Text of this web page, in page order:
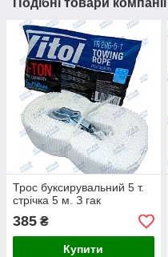
Трос буксирувальний 5 т.
стрічка 5 м. З гак
385 ₴
Купити